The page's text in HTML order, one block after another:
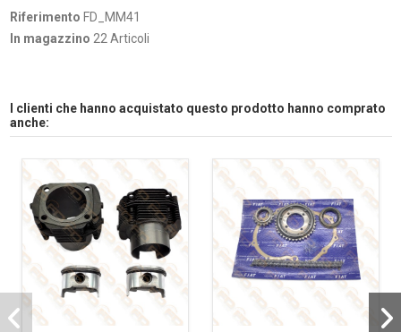
Riferimento FD_MM41
In magazzino 22 Articoli
I clienti che hanno acquistato questo prodotto hanno comprato
anche: